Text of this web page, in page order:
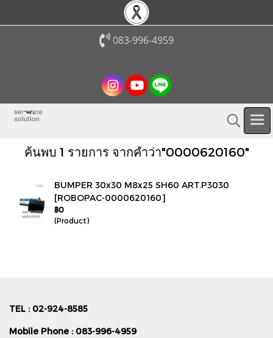
083-996-4959
ค้นพบ 1 รายการ จากคำว่า"0000620160"
BUMPER 30x30 M8x25 SH60 ART.P3030
[ROBOPAC-0000620160]
฿0
(Product)
TEL : 02-924-8585
Mobile Phone : 083-996-4959